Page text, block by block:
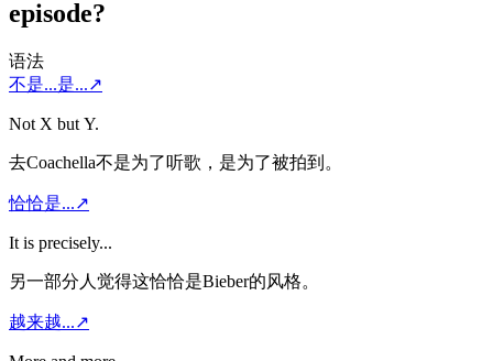
episode?
语法
不是...是...↗
Not X but Y.
去Coachella不是为了听歌，是为了被拍到。
恰恰是...↗
It is precisely...
另一部分人觉得这恰恰是Bieber的风格。
越来越...↗